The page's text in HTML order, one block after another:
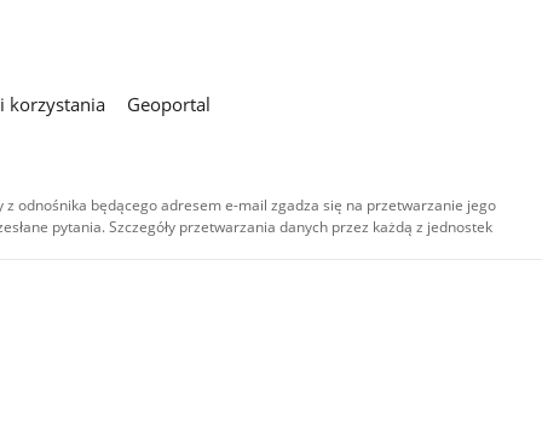
korzystania Geoportal
odnośnika będącego adresem e-mail zgadza się na przetwarzanie jego
pytania. Szczegóły przetwarzania danych przez każdą z jednostek